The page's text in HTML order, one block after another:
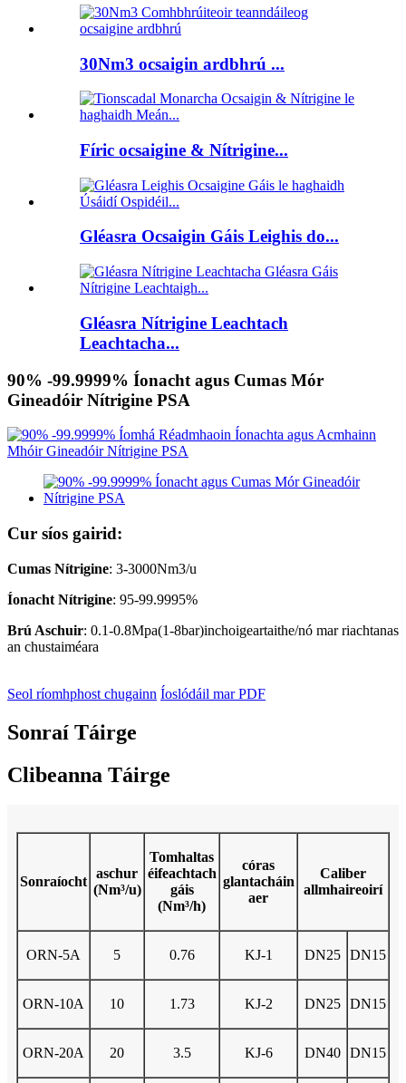
30Nm3 ocsaigin ardbhrú ...
Fíric ocsaigine & Nítrigine...
Gléasra Ocsaigin Gáis Leighis do...
Gléasra Nítrigine Leachtach
Leachtacha...
90% -99.9999% Íonacht agus Cumas Mór
Gineadóir Nítrigine PSA
Cur síos gairid:
Cumas Nítrigine: 3-3000Nm3/u
Íonacht Nítrigine: 95-99.9995%
Brú Aschuir: 0.1-0.8Mpa(1-8bar)inchoigeartaithe/nó mar riachtanas
an chustaiméara
Seol ríomhphost chugainn Íoslódáil mar PDF
Sonraí Táirge
Clibeanna Táirge
Sonraíocht
aschur
(Nm³/u)
Tomhaltas
éifeachtach
gáis
(Nm³/h)
córas
glantacháin
aer
Caliber
allmhaireoirí
ORN-5A 5 0.76 KJ-1 DN25 DN15
ORN-10A 10 1.73 KJ-2 DN25 DN15
ORN-20A 20 3.5 KJ-6 DN40 DN15